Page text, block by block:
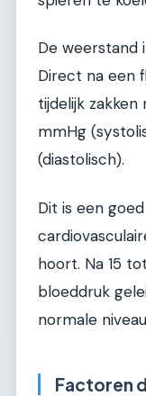
De weerstand
Direct na een
tijdelijk zakken
mmHg
(diastolisch).
Dit is een
hoort. Na 15
bloeddruk
normale
Factoren